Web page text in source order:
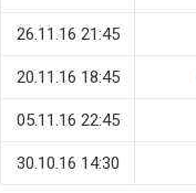
26.11.16 21:45
20.11.16 18:45
05.11.16 22:45
30.10.16 14:30